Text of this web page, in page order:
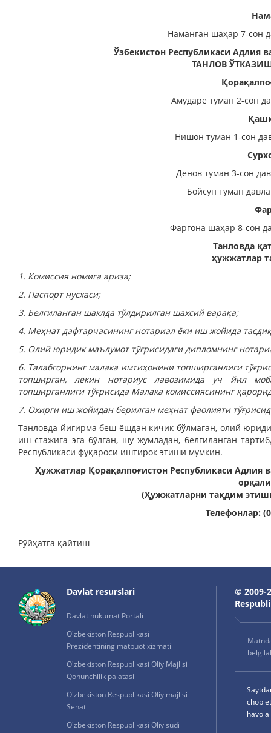
Наманган шаҳар 7-сон
Ўзбекистон Республикаси Адлия
ТАНЛОВ
Амударё туман 2-сон
Нишон туман 1-сон
Денов туман 3-сон
Бойсун туман
Фарғона шаҳар 8-сон
Танловда
ҳужжатлар
1. Комиссия номига ариза;
2. Паспорт нусхаси;
3. Белгиланган шаклда тўлдирилган шахсий варақа;
4. Меҳнат дафтарчасининг нотариал ёки иш жойида
5. Олий юридик маълумот тўғрисидаги дипломнинг
6. Талабгорнинг малака имтиҳонини топширганлиги
топширган, лекин нотариус лавозимида уч йил
топширганлиги тўғрисида Малака комиссиясининг
7. Охирги иш жойидан берилган меҳнат фаолияти
Танловда йигирма беш ёшдан кичик бўлмаган, олий
иш стажига эга бўлган, шу жумладан, белгиланган
Республикаси фуқароси иштирок этиши мумкин.
Ҳужжатлар Қорақалпоғистон Республикаси
(Ҳужжатларни тақдим
Телефонлар:
Рўйҳатга қайтиш
Davlat resurslari
Davlat hukumat Portali
O'zbekiston Respublikasi
Prezidentining matbuot xizmati
O'zbekiston Respublikasi Oliy Majlisi
Qonunchilik palatasi
O'zbekiston Respublikasi Oliy majlisi
Senati
O'zbekiston Respublikasi Oliy sudi
© 2009-
chop